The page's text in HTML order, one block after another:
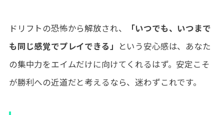
ドリフトの恐怖から解放され、
「いつでも、いつまで
も同じ感覚でプレイできる」 という安心感は、あなた
の集中力をエイムだけに向けてくれるはず。安定こそ
が勝利への近道だと考えるなら、迷わずこれです。